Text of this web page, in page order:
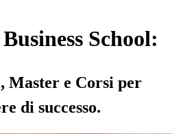
School:
Master e Corsi per
di successo.